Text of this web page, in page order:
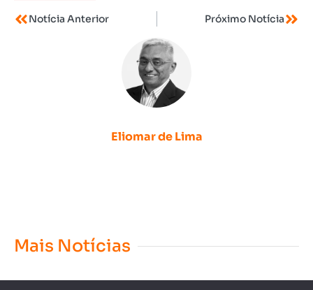
Notícia Anterior Próximo Notícia
Eliomar de Lima
Mais Notícias